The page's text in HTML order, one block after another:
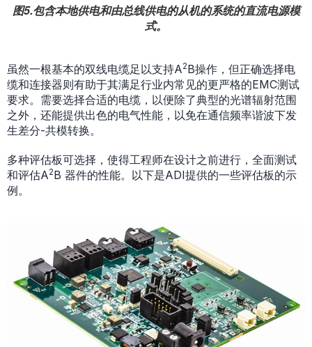
图5.包含本地供电和由总线供电的从机的系统的直流电源模
式。
虽然一根基本的双线电缆足以支持A2B操作，但正确选择电
缆和连接器则有助于其满足行业内常见的更严格的EMC测试
要求。需要选择合适的电缆，以便除了典型的光谱辐射范围
之外，还能提供出色的电气性能，以免在通信频率谐波下发
生差分-共模转换。
多种评估板可选择，使得工程师在设计之前进行，全面测试
和评估A2B 器件的性能。以下是ADI提供的一些评估板的示
例。